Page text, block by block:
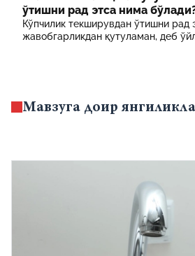
ўтишни рад этса нима
Кўпчилик текширувдан ўтишни рад
жавобгарликдан қутуламан, деб
Мавзуга доир